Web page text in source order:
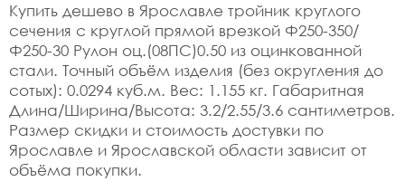
Купить дешево в Ярославле тройник круглого
сечения с круглой прямой врезкой Ф250-350/
Ф250-30 Рулон оц.(08ПС)0.50 из оцинкованной
стали. Точный объём изделия (без округления до
сотых): 0.0294 куб.м. Вес: 1.155 кг. Габаритная
Длина/Ширина/Высота: 3.2/2.55/3.6 сантиметров.
Размер скидки и стоимость достувки по
Ярославле и Ярославской области зависит от
объёма покупки.